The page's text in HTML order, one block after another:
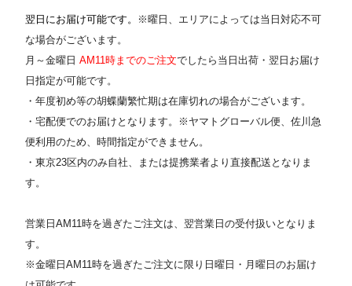
翌日にお届け可能です。
※曜日、エリアによっては当日対応不可
な場合がございます。
月～金曜日 AM11時までのご注文でしたら当日出荷・翌日お届け
日指定が可能です。
・年度初め等の胡蝶蘭繁忙期は在庫切れの場合がございます。
・宅配便でのお届けとなります。※ヤマトグローバル便、佐川急
便利用のため、時間指定ができません。
・東京23区内のみ自社、または提携業者より直接配送となりま
す。
営業日AM11時を過ぎたご注文は、翌営業日の受付扱いとなりま
す。
※金曜日AM11時を過ぎたご注文に限り日曜日・月曜日のお届け